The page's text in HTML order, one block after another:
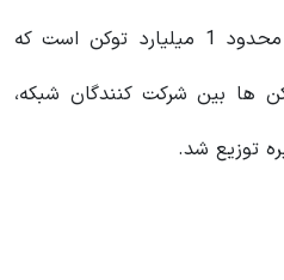
THETA دارای حداکثر عرضه محدود 1 میلیارد توکن است که
ها بین شرکت کنندگان شبکه،